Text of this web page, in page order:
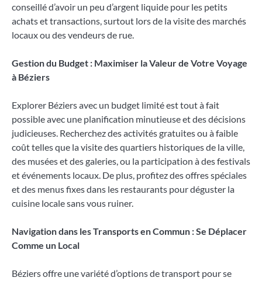
conseillé d’avoir un peu d’argent liquide pour les petits
achats et transactions, surtout lors de la visite des marchés
locaux ou des vendeurs de rue.
Gestion du Budget : Maximiser la Valeur de Votre Voyage
à Béziers
Explorer Béziers avec un budget limité est tout à fait
possible avec une planification minutieuse et des décisions
judicieuses. Recherchez des activités gratuites ou à faible
coût telles que la visite des quartiers historiques de la ville,
des musées et des galeries, ou la participation à des festivals
et événements locaux. De plus, profitez des offres spéciales
et des menus fixes dans les restaurants pour déguster la
cuisine locale sans vous ruiner.
Navigation dans les Transports en Commun : Se Déplacer
Comme un Local
Béziers offre une variété d’options de transport pour se